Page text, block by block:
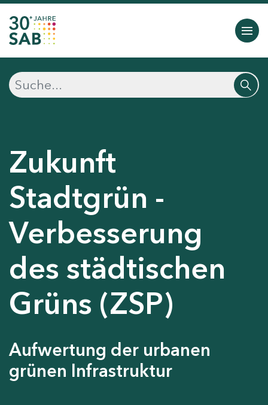
Zukunft
Stadtgrün -
Verbesserung
des städtischen
Grüns (ZSP)
Aufwertung der urbanen
grünen Infrastruktur